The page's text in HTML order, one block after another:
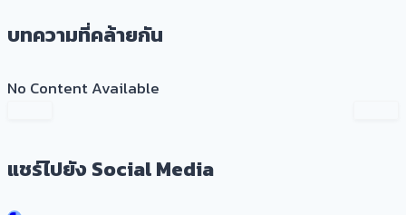
บทความที่คล้ายกัน
No Content Available
แชร์ไปยัง Social Media